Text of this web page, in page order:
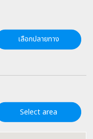
เลือกปลายทาง
Select area